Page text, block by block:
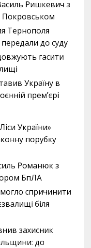
Ришкевич з
Покровськом
Тернополя
до суду
гасити
Україну в
прем’єрі
України»
порубку
Романюк з
БпЛА
спричинити
біля
захисник
до